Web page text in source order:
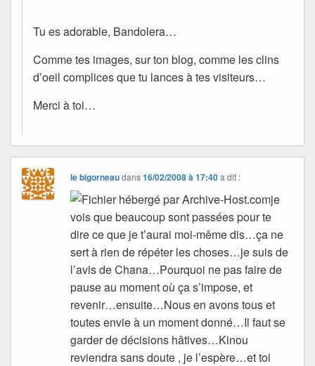
Tu es adorable, Bandolera…
Comme tes images, sur ton blog, comme les clins
d’oeil complices que tu lances à tes visiteurs…
Merci à toi…
le bigorneaudans16/02/2008 à 17:40 a dit :
je
vois que beaucoup sont passées pour te
dire ce que je t’aurai moi-même dis…ça ne
sert à rien de répéter les choses…je suis de
l’avis de Chana…Pourquoi ne pas faire de
pause au moment où ça s’impose, et
revenir…ensuite…Nous en avons tous et
toutes envie à un moment donné…Il faut se
garder de décisions hâtives…Kinou
reviendra sans doute , je l’espère…et toi